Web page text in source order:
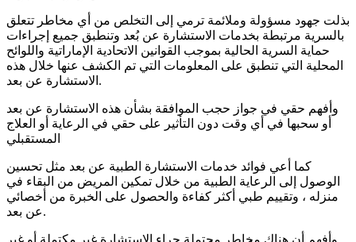
بذلت جهود مسؤولة وملائمة ترمي إلى التخلص من أي مخاطر تتعلق
بالسرية مرتبطة بخدمات الاستشارة عن بُعد وتنطبق جميع إجراءات
حماية السرية الحالية بموجب القوانين الاتحادية الإماراتية واللوائح
المحلية التي تنطبق على المعلومات التي تم الكشف عنها خلال هذه
الاستشارة عن بعد.
وأفهم حقي في جواز حجب الموافقة بشأن هذه الاستشارة عن بعد
أو سحبها في أي وقت دون التأثير على حقي في الرعاية أو العلاج
المستقبلي
كما أعي فوائد خدمات الاستشارة الطبية عن بعد مثل تحسين
الوصول إلى الرعاية الطبية من خلال تمكين المريض من البقاء في
منزله ، وتقييم طبي أكثر كفاءة والحصول على الخبرة من أخصائي
عن بعد.
وأفهم أن هناك مخاطر محتملة جراء الاستشارة غير مكتملة أو غير